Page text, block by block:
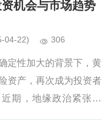
机会与市场趋势
04-22) 306
定性加大的背景下，黄
资产，再次成为投资者
期，地缘政治紧张局